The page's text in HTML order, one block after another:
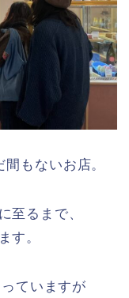
もないお店。
至るまで、
す。
ていますが